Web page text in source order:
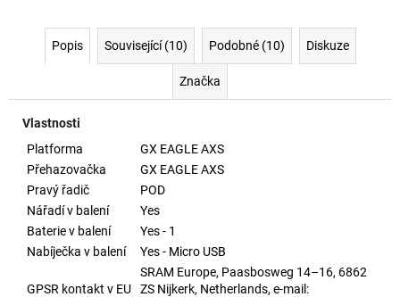
Popis Související (10) Podobné (10) Diskuze
Značka
Vlastnosti
Platforma
GX EAGLE AXS
Přehazovačka
GX EAGLE AXS
Pravý řadič
POD
Nářadí v balení
Yes
Baterie v balení
Yes - 1
Nabíječka v balení
Yes - Micro USB
GPSR kontakt v EU
SRAM Europe, Paasbosweg 14–16, 6862
ZS Nijkerk, Netherlands, e-mail: